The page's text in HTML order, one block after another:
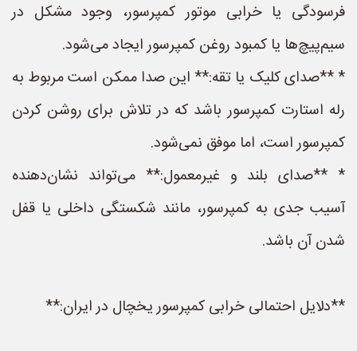
فرسودگی یا خرابی موتور کمپرسور، وجود مشکل در
سیم‌پیچ‌ها یا کمبود روغن کمپرسور ایجاد می‌شود.
* **صدای کلیک یا تقه:** این صدا ممکن است مربوط به
رله استارت کمپرسور باشد که در تلاش برای روشن کردن
کمپرسور است، اما موفق نمی‌شود.
* **صدای بلند و غیرمعمول:** می‌تواند نشان‌دهنده
آسیب جدی به کمپرسور، مانند شکستگی داخلی یا قفل
شدن آن باشد.
**دلایل احتمالی خرابی کمپرسور یخچال در ایران:**